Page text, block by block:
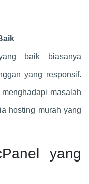
baik biasanya
yang responsif.
masalah
hosting murah yang
yang